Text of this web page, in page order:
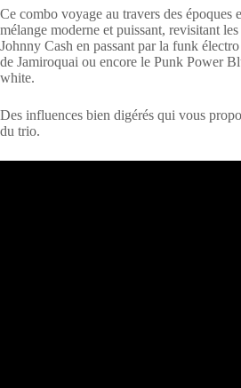
Ce combo voyage au travers des époques
mélange moderne et puissant, revisitant les
Johnny Cash en passant par la funk
de Jamiroquai ou encore le Punk Power
white.
Des influences bien digérés qui vous
du trio.